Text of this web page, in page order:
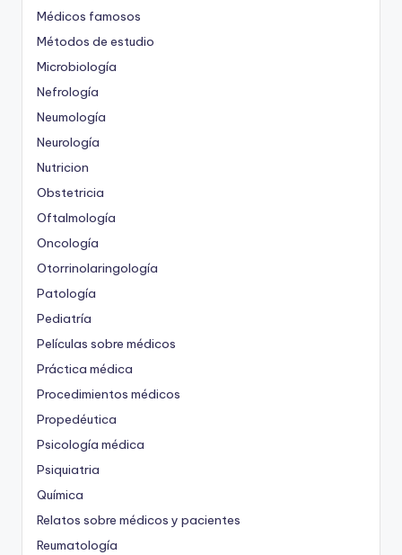
Médicos famosos
Métodos de estudio
Microbiología
Nefrología
Neumología
Neurología
Nutricion
Obstetricia
Oftalmología
Oncología
Otorrinolaringología
Patología
Pediatría
Películas sobre médicos
Práctica médica
Procedimientos médicos
Propedéutica
Psicología médica
Psiquiatria
Química
Relatos sobre médicos y pacientes
Reumatología